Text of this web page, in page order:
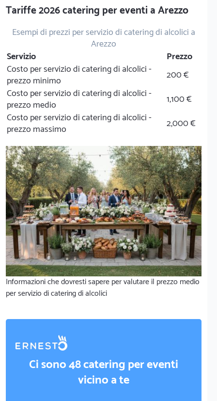
Tariffe 2026 catering per eventi a Arezzo
Esempi di prezzi per servizio di catering di alcolici a
Arezzo
Servizio
Prezzo
Costo per servizio di catering di alcolici -
prezzo minimo
200 €
Costo per servizio di catering di alcolici -
prezzo medio
1,100 €
Costo per servizio di catering di alcolici -
prezzo massimo
2,000 €
Informazioni che dovresti sapere per valutare il prezzo medio
per servizio di catering di alcolici
Ci sono 48 catering per eventi
vicino a te